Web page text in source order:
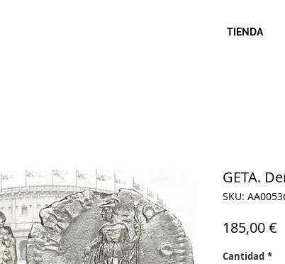
TIENDA
GETA.
SKU:
185,00 €
Cantidad *